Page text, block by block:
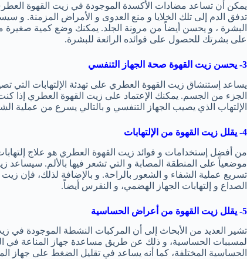
يمكن أن تساعد مضادات الأكسدة الموجودة في زيت القهوة
تدفق الدم إلى تلك الخلايا و منع العدوى و الأمراض المزمنة. و
البشرة ، و يحسن أيضاً من مرونة الجلد. يمكنك وضع كمية صغيرة
على بشرتك للحصول على فوائده الرائعة للبشرة.
3- يحسن زيت القهوة صحة الجهاز التنفسي
يساعد إستنشاق زيت القهوة العطري على تهدئة الإلتهابات التي
الجزء من الجسم. يمكنك الإعتماد على زيت القهوة العطري إذا
الإلتهاب الذي يصيب الجهاز التنفسي و بالتالي يسرع من عملية
4- يقلل زيت القهوة من الإلتهابات
من أفضل إستخدامات و فوائد زيت القهوة العطري هو علاج
موضعياً على المنطقة المصابة و التي تشعر فيها بالألم. سيساعد
تسريع عملية الشفاء و الشعور بالراحة. و بالإضافة لذلك، فإن
الصداع و إلتهابات الجهاز الهضمي، و النقرس أيضاً.
5- يقلل زيت القهوة من أعراض الحساسية
تشير العديد من الأبحاث إلى أن المركبات النشطة الموجودة
لمسببات الحساسية، و ذلك عن طريق مساعدة جهاز المناعة في
الحساسية المختلفة، كما أنه يساعد في تقليل الضغط على جهاز